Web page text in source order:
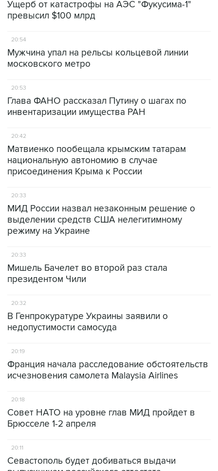
Ущерб от катастрофы на АЭС "Фукусима-1"
превысил $100 млрд
20:54
Мужчина упал на рельсы кольцевой линии
московского метро
20:53
Глава ФАНО рассказал Путину о шагах по
инвентаризации имущества РАН
20:42
Матвиенко пообещала крымским татарам
национальную автономию в случае
присоединения Крыма к России
20:33
МИД России назвал незаконным решение о
выделении средств США нелегитимному
режиму на Украине
20:33
Мишель Бачелет во второй раз стала
президентом Чили
20:32
В Генпрокуратуре Украины заявили о
недопустимости самосуда
20:19
Франция начала расследование обстоятельств
исчезновения самолета Malaysia Airlines
20:18
Совет НАТО на уровне глав МИД пройдет в
Брюсселе 1-2 апреля
20:11
Севастополь будет добиваться выдачи